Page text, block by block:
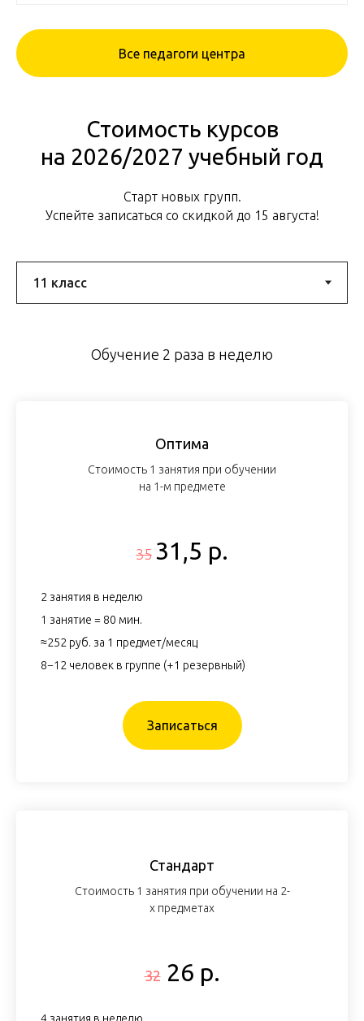
Все педагоги центра
Стоимость курсов
на 2026/2027 учебный год
Старт новых групп.
Успейте записаться со скидкой до 15 августа!
Обучение 2 раза в неделю
Оптима
Стоимость 1 занятия при обучении
на 1-м предмете
35 31,5 р.
2 занятия в неделю
1 занятие = 80 мин.
≈252 руб. за 1 предмет/месяц
8−12 человек в группе (+1 резервный)
Записаться
Стандарт
Стоимость 1 занятия при обучении на 2-
х предметах
3226 р.